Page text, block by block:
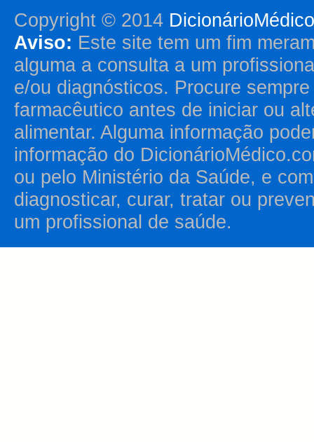
Copyright © 2014
Aviso: Este site tem um fim
alguma a consulta a um
e/ou diagnósticos. Procure
farmacêutico antes de iniciar ou
alimentar. Alguma informação
informação do
ou pelo Ministério da Saúde, e
diagnosticar, curar, tratar ou
um profissional de saúde.